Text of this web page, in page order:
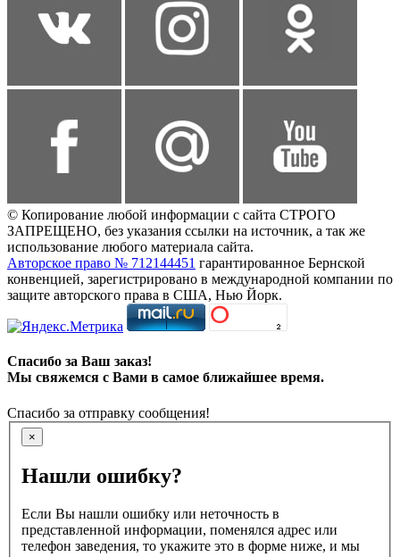
© Копирование любой информации с сайта СТРОГО
ЗАПРЕЩЕНО, без указания ссылки на источник, а так же
использование любого материала сайта.
Авторское право № 712144451 гарантированное Бернской
конвенцией, зарегистрировано в международной компании по
защите авторского права в США, Нью Йорк.
Спасибо за Ваш заказ!
Мы свяжемся с Вами в самое ближайшее время.
Спасибо за отправку сообщения!
×
Нашли ошибку?
Если Вы нашли ошибку или неточность в
представленной информации, поменялся адрес или
телефон заведения, то укажите это в форме ниже, и мы